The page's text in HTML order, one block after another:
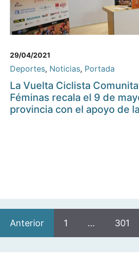
29/04/2021
Deportes, Noticias, Portada
La Vuelta Ciclista
Féminas recala el 9 de
provincia con el apoyo de
Anterior 1 … 301